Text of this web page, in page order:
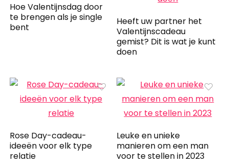
Hoe Valentijnsdag door
te brengen als je single
bent
Heeft uw partner het
Valentijnscadeau
gemist? Dit is wat je kunt
doen
Rose Day-cadeau-
ideeën voor elk type
relatie
Leuke en unieke
manieren om een ​​man
voor te stellen in 2023